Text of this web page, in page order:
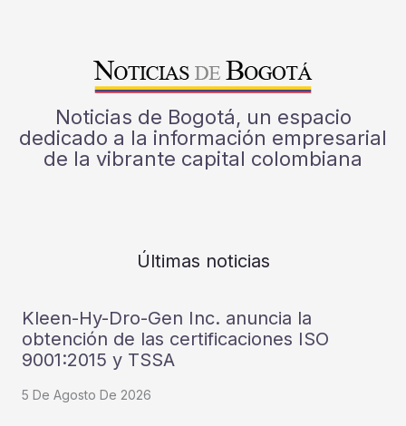
Noticias de Bogotá, un espacio
dedicado a la información empresarial
de la vibrante capital colombiana
Últimas noticias
Kleen-Hy-Dro-Gen Inc. anuncia la
obtención de las certificaciones ISO
9001:2015 y TSSA
5 De Agosto De 2026